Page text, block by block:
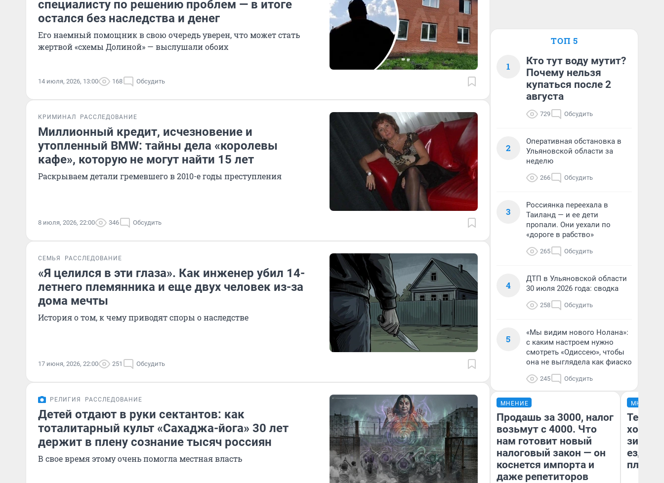
специалисту по решению проблем — в итоге
остался без наследства и денег
Его наемный помощник в свою очередь уверен, что может стать
жертвой «схемы Долиной» — выслушали обоих
14 июля, 2026, 13:00 168 Обсудить
КРИМИНАЛ РАССЛЕДОВАНИЕ
Миллионный кредит, исчезновение и
утопленный BMW: тайны дела «королевы
кафе», которую не могут найти 15 лет
Раскрываем детали гремевшего в 2010-е годы преступления
8 июля, 2026, 22:00 346 Обсудить
СЕМЬЯ РАССЛЕДОВАНИЕ
«Я целился в эти глаза». Как инженер убил 14-
летнего племянника и еще двух человек из-за
дома мечты
История о том, к чему приводят споры о наследстве
17 июня, 2026, 22:00 251 Обсудить
РЕЛИГИЯ РАССЛЕДОВАНИЕ
Детей отдают в руки сектантов: как
тоталитарный культ «Сахаджа-йога» 30 лет
держит в плену сознание тысяч россиян
В свое время этому очень помогла местная власть
ТОП 5
1
Кто тут воду мутит?
Почему нельзя
купаться после 2
августа
729 Обсудить
2
Оперативная обстановка в
Ульяновской области за
неделю
266 Обсудить
3
Россиянка переехала в
Таиланд — и ее дети
пропали. Они уехали по
«дороге в рабство»
265 Обсудить
4
ДТП в Ульяновской области
30 июля 2026 года: сводка
258 Обсудить
5
«Мы видим нового Нолана»:
с каким настроем нужно
смотреть «Одиссею», чтобы
она не выглядела как фиаско
245 Обсудить
МНЕНИЕ
Продашь за 3000, налог
возьмут с 4000. Что
нам готовит новый
налоговый закон — он
коснется импорта и
даже репетиторов
МНЕНИЕ
Тепло
зимой.
ездит
плюсы